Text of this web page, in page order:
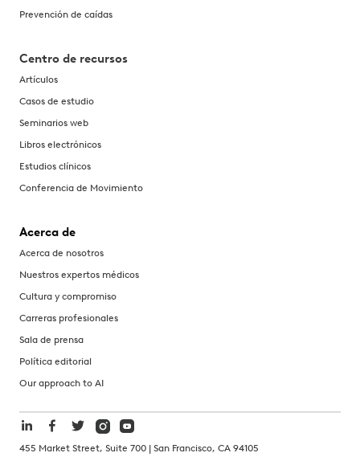
Prevención de caídas
Centro de recursos
Artículos
Casos de estudio
Seminarios web
Libros electrónicos
Estudios clínicos
Conferencia de Movimiento
Acerca de
Acerca de nosotros
Nuestros expertos médicos
Cultura y compromiso
Carreras profesionales
Sala de prensa
Política editorial
Our approach to AI
455 Market Street, Suite 700 | San Francisco, CA 94105